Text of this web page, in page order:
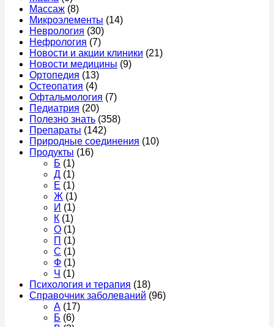
Массаж (8)
Микроэлементы (14)
Неврология (30)
Нефрология (7)
Новости и акции клиники (21)
Новости медицины (9)
Ортопедия (13)
Остеопатия (4)
Офтальмология (7)
Педиатрия (20)
Полезно знать (358)
Препараты (142)
Природные соединения (10)
Продукты (16)
Б (1)
Д (1)
Е (1)
Ж (1)
И (1)
К (1)
О (1)
П (1)
С (1)
Ф (1)
Ч (1)
Психология и терапия (18)
Справочник заболеваний (96)
А (17)
Б (6)